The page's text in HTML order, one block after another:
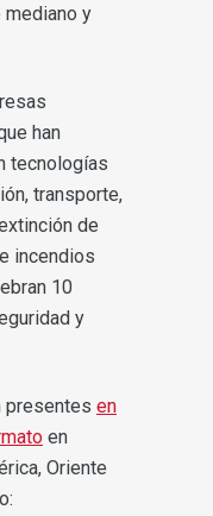
y
han
tecnologías
transporte,
de
incendios
10
y
presentes en
en
Oriente